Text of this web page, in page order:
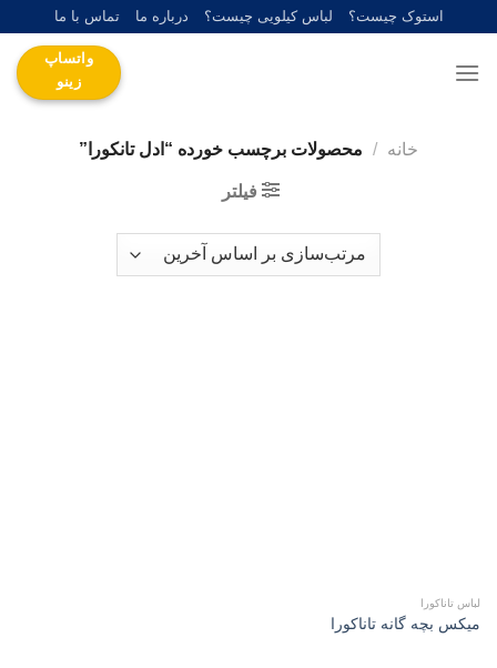
content
استوک چیست؟ لباس کیلویی چیست؟ درباره ما تماس با ما
واتساپ
زینو
خانه / محصولات برچسب خورده “ادل تانکورا”
فیلتر
لباس تاناکورا
میکس بچه گانه تاناکورا